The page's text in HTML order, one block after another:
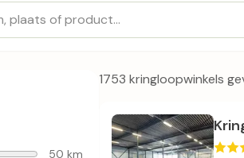
50 km
1753 kringloopwinkels